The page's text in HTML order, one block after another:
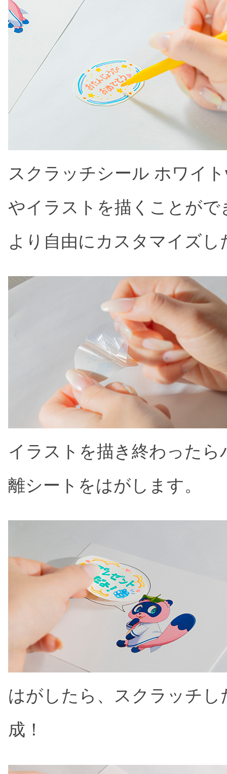
スクラッチシール ホワイ
やイラストを描くことがで
より自由にカスタマイズ
イラストを描き終わった
離シートをはがします。
はがしたら、スクラッチ
成！